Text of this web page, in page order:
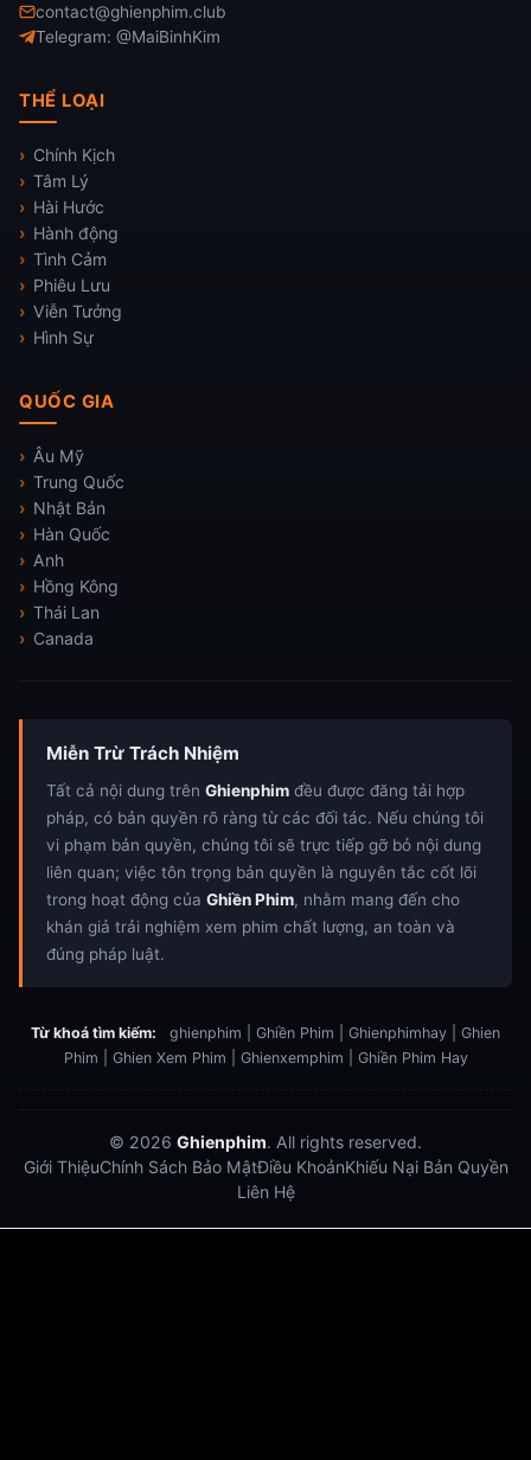
contact@ghienphim.club
Telegram: @MaiBinhKim
THỂ LOẠI
Chính Kịch
Tâm Lý
Hài Hước
Hành động
Tình Cảm
Phiêu Lưu
Viễn Tưởng
Hình Sự
QUỐC GIA
Âu Mỹ
Trung Quốc
Nhật Bản
Hàn Quốc
Anh
Hồng Kông
Thái Lan
Canada
Miễn Trừ Trách Nhiệm
Tất cả nội dung trên Ghienphim đều được đăng tải hợp
pháp, có bản quyền rõ ràng từ các đối tác. Nếu chúng tôi
vi phạm bản quyền, chúng tôi sẽ trực tiếp gỡ bỏ nội dung
liên quan; việc tôn trọng bản quyền là nguyên tắc cốt lõi
trong hoạt động của Ghiền Phim, nhằm mang đến cho
khán giả trải nghiệm xem phim chất lượng, an toàn và
đúng pháp luật.
Từ khoá tìm kiếm:
ghienphim | Ghiền Phim | Ghienphimhay | Ghien
Phim | Ghien Xem Phim | Ghienxemphim | Ghiền Phim Hay
© 2026 Ghienphim. All rights reserved.
Giới ThiệuChính Sách Bảo MậtĐiều KhoảnKhiếu Nại Bản Quyền
Liên Hệ